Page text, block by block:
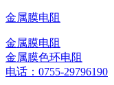
金属膜电阻
金属膜电阻
金属膜色环电阻
电话：0755-29796190